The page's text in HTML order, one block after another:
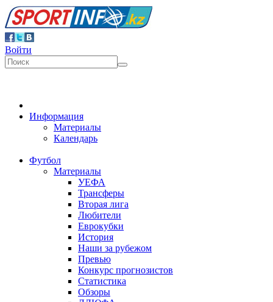
Войти
Информация
Материалы
Календарь
Футбол
Материалы
УЕФА
Трансферы
Вторая лига
Любители
Еврокубки
История
Наши за рубежом
Превью
Конкурс прогнозистов
Статистика
Обзоры